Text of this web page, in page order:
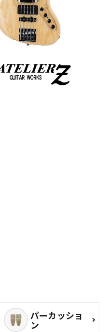
パーカッショ
ン